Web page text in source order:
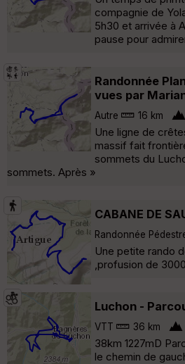
compagnie de
5h30 et arrivée à
pause pour
Randonnée
vues par
Autre 16 km
Une ligne de
massif fait
sommets du
sommets. Après »
CABANE DE
Randonnée
Une petite rando
,profusion de
Luchon -
VTT 36 km
38km 1227mD
le chemin de